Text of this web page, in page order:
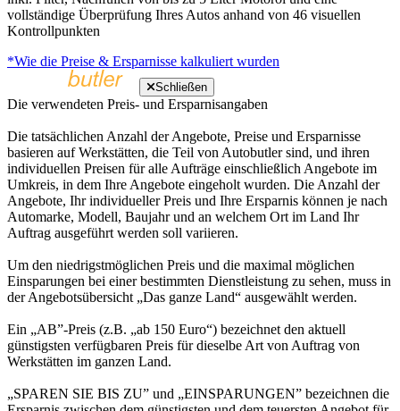
vollständige Überprüfung Ihres Autos anhand von 46 visuellen
Kontrollpunkten
*Wie die Preise & Ersparnisse kalkuliert wurden
Schließen
Die verwendeten Preis- und Ersparnisangaben
Die tatsächlichen Anzahl der Angebote, Preise und Ersparnisse
basieren auf Werkstätten, die Teil von Autobutler sind, und ihren
individuellen Preisen für alle Aufträge einschließlich Angebote im
Umkreis, in dem Ihre Angebote eingeholt wurden. Die Anzahl der
Angebote, Ihr individueller Preis und Ihre Ersparnis können je nach
Automarke, Modell, Baujahr und an welchem Ort im Land Ihr
Auftrag ausgeführt werden soll variieren.
Um den niedrigstmöglichen Preis und die maximal möglichen
Einsparungen bei einer bestimmten Dienstleistung zu sehen, muss in
der Angebotsübersicht „Das ganze Land“ ausgewählt werden.
Ein „AB”-Preis (z.B. „ab 150 Euro“) bezeichnet den aktuell
günstigsten verfügbaren Preis für dieselbe Art von Auftrag von
Werkstätten im ganzen Land.
„SPAREN SIE BIS ZU” und „EINSPARUNGEN” bezeichnen die